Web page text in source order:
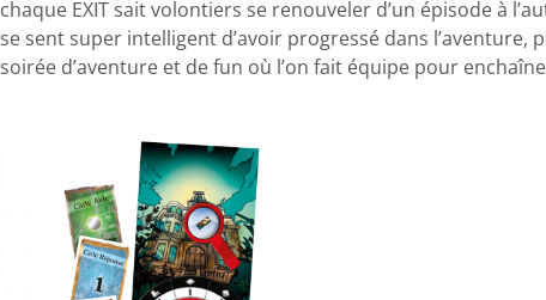
chaque EXIT sait volontiers se renouveler d’un épisode à
se sent super intelligent d’avoir progressé dans l’aventure,
soirée d’aventure et de fun où l’on fait équipe pour